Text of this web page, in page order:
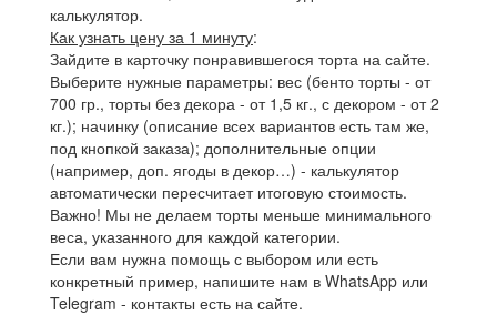
калькулятор.
Как узнать цену за 1 минуту:
Зайдите в карточку понравившегося торта на сайте.
Выберите нужные параметры: вес (бенто торты - от
700 гр., торты без декора - от 1,5 кг., с декором - от 2
кг.); начинку (описание всех вариантов есть там же,
под кнопкой заказа); дополнительные опции
(например, доп. ягоды в декор…) - калькулятор
автоматически пересчитает итоговую стоимость.
Важно! Мы не делаем торты меньше минимального
веса, указанного для каждой категории.
Если вам нужна помощь с выбором или есть
конкретный пример, напишите нам в WhatsApp или
Telegram - контакты есть на сайте.